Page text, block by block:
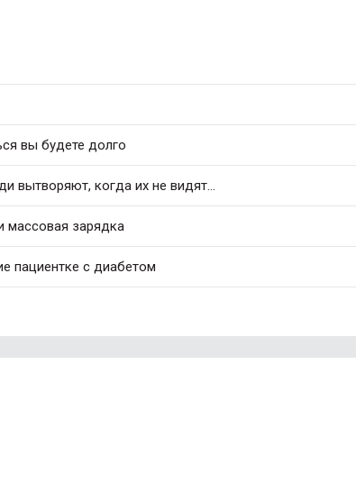
вы будете долго
вытворяют, когда их не видят...
массовая зарядка
пациентке с диабетом